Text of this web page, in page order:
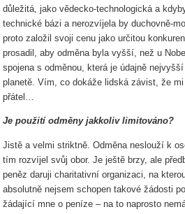
důležitá, jako vědecko-technologická a
technické bázi a nerozvíjela by duchovně-
proto založil svoji cenu jako určitou
prosadil, aby odměna byla vyšší, než u
spojena s odměnou, která je údajně
planetě. Vím, co dokáže lidská závist, že
přátel…
Je použití odměny jakkoliv limitováno?
Jistě a velmi striktně. Odměna neslouží k
tím rozvíjel svůj obor. Je ještě brzy, ale
peněz daruji charitativní organizaci, na
absolutně nejsem schopen takové žádosti
žádající mne o peníze – na to naprosto